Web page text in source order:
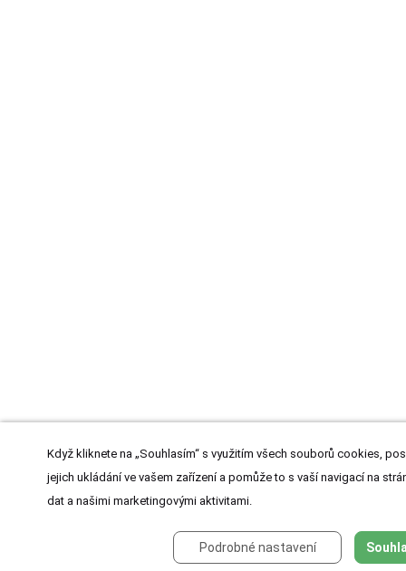
Když kliknete na „Souhlasím“ s využitím všech souborů cookies,
jejich ukládání ve vašem zařízení a pomůže to s vaší navigací na
dat a našimi marketingovými aktivitami.
Podrobné nastavení